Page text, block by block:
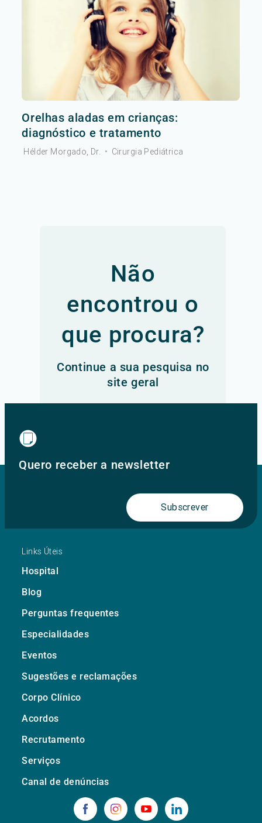
Orelhas aladas em crianças:
diagnóstico e tratamento
Hélder Morgado, Dr. • Cirurgia Pediátrica
Não
encontrou o
que procura?
Continue a sua pesquisa no
site geral
Quero receber a newsletter
Subscrever
Links Úteis
Hospital
Blog
Perguntas frequentes
Especialidades
Eventos
Sugestões e reclamações
Corpo Clínico
Acordos
Recrutamento
Serviços
Canal de denúncias